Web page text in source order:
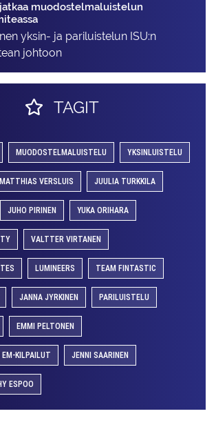
muodostelmaluistelun
yksin- ja pariluistelun ISU:n
johtoon
TAGIT
MUODOSTELMALUISTELU YKSINLUISTELU
MATTHIAS VERSLUIS JUULIA TURKKILA
JUHO PIRINEN YUKA ORIHARA
VALTTER VIRTANEN
LUMINEERS TEAM FINTASTIC
JANNA JYRKINEN PARILUISTELU
EMMI PELTONEN
KILPAILUT JENNI SAARINEN
ESPOO